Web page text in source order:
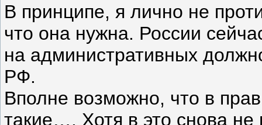
В принципе, я лично не
что она нужна. России
на административных
РФ.
Вполне возможно, что в
такие…. Хотя в это снова не